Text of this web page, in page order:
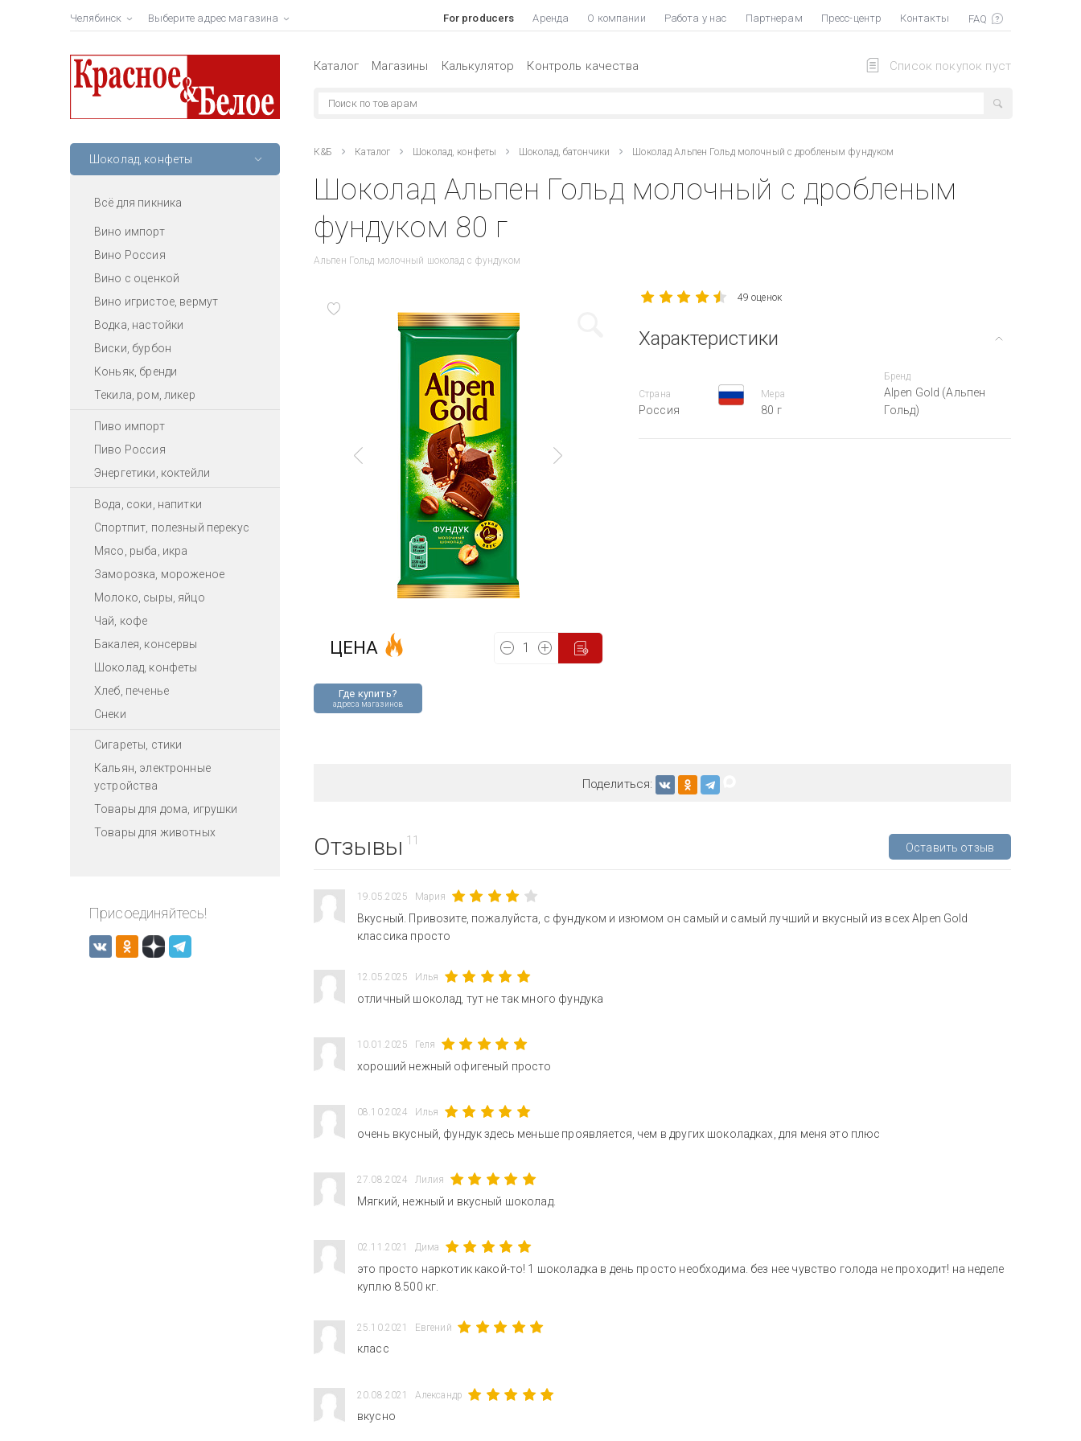
Челябинск Выберите адрес магазина For producers Аренда О компании Работа у нас Партнерам Пресс-центр Контакты
Список покупок пуст
Каталог Магазины Калькулятор Контроль качества
Шоколад, конфеты
Всё для пикника
Вино импорт
Вино Россия
Вино с оценкой
Вино игристое, вермут
Водка, настойки
Виски, бурбон
Коньяк, бренди
Текила, ром, ликер
Пиво импорт
Пиво Россия
Энергетики, коктейли
Вода, соки, напитки
Спортпит, полезный перекус
Мясо, рыба, икра
Заморозка, мороженое
Молоко, сыры, яйцо
Чай, кофе
Бакалея, консервы
Шоколад, конфеты
Хлеб, печенье
Снеки
Сигареты, стики
Кальян, электронные
устройства
Товары для дома, игрушки
Товары для животных
Присоединяйтесь!
К&Б Каталог Шоколад, конфеты Шоколад, батончики Шоколад Альпен Гольд молочный с дробленым фундуком
Шоколад Альпен Гольд молочный с дробленым
фундуком 80 г
Альпен Гольд молочный шоколад с фундуком
Где купить?
адреса магазинов
ЦЕНА
49 оценок
Характеристики
Страна
Россия
Мера
80 г
Бренд
Alpen Gold (Альпен
Гольд)
Поделиться:
Отзывы 11
Оставить отзыв
19.05.2025 Мария
Вкусный. Привозите, пожалуйста, с фундуком и изюмом он самый и самый лучший и вкусный из всех Alpen Gold
классика просто
12.05.2025 Илья
отличный шоколад, тут не так много фундука
10.01.2025 Геля
хороший нежный офигеный просто
08.10.2024 Илья
очень вкусный, фундук здесь меньше проявляется, чем в других шоколадках, для меня это плюс
27.08.2024 Лилия
Мягкий, нежный и вкусный шоколад.
02.11.2021 Дима
это просто наркотик какой-то! 1 шоколадка в день просто необходима. без нее чувство голода не проходит! на неделе
куплю 8.500 кг.
25.10.2021 Евгений
класс
20.08.2021 Александр
вкусно